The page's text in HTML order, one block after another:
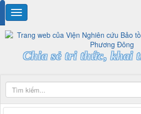
Chia sẻ tri thức, khai